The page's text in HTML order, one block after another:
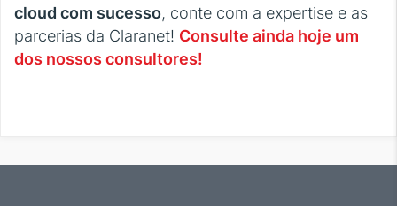
cloud com sucesso, conte com a expertise e as
parcerias da Claranet! Consulte ainda hoje um
dos nossos consultores!